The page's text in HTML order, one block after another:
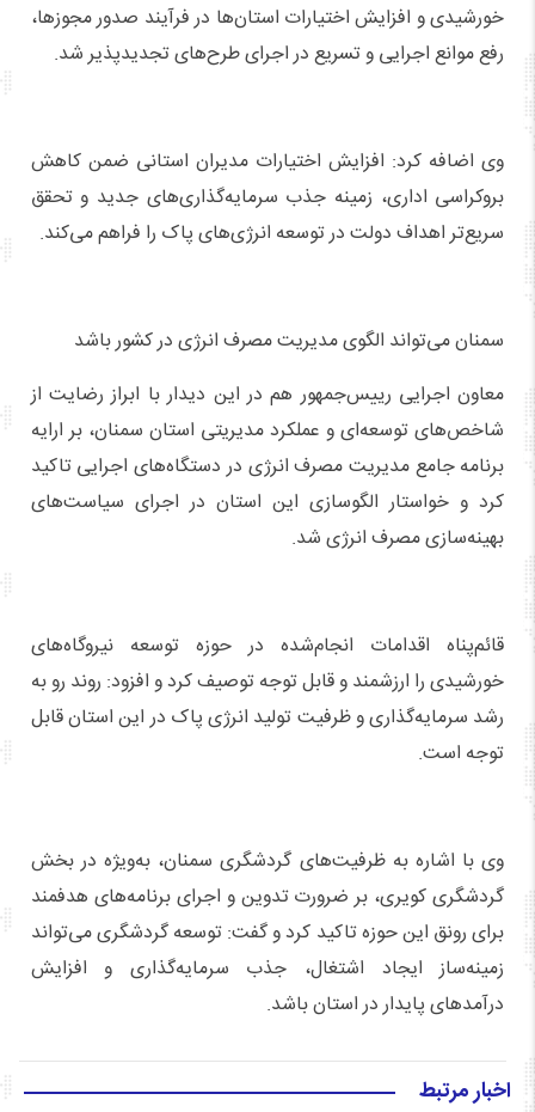
خورشیدی و افزایش اختیارات استان‌ها در فرآیند صدور مجوزها،
رفع موانع اجرایی و تسریع در اجرای طرح‌های تجدیدپذیر شد.
وی اضافه کرد: افزایش اختیارات مدیران استانی ضمن کاهش
بروکراسی اداری، زمینه جذب سرمایه‌گذاری‌های جدید و تحقق
سریع‌تر اهداف دولت در توسعه انرژی‌های پاک را فراهم می‌کند.
سمنان می‌تواند الگوی مدیریت مصرف انرژی در کشور باشد
معاون اجرایی رییس‌جمهور هم در این دیدار با ابراز رضایت از
شاخص‌های توسعه‌ای و عملکرد مدیریتی استان سمنان، بر ارایه
برنامه جامع مدیریت مصرف انرژی در دستگاه‌های اجرایی تاکید
کرد و خواستار الگوسازی این استان در اجرای سیاست‌های
بهینه‌سازی مصرف انرژی شد.
قائم‌پناه اقدامات انجام‌شده در حوزه توسعه نیروگاه‌های
خورشیدی را ارزشمند و قابل توجه توصیف کرد و افزود: روند رو به
رشد سرمایه‌گذاری و ظرفیت تولید انرژی پاک در این استان قابل
توجه است.
وی با اشاره به ظرفیت‌های گردشگری سمنان، به‌ویژه در بخش
گردشگری کویری، بر ضرورت تدوین و اجرای برنامه‌های هدفمند
برای رونق این حوزه تاکید کرد و گفت: توسعه گردشگری می‌تواند
زمینه‌ساز ایجاد اشتغال، جذب سرمایه‌گذاری و افزایش
درآمدهای پایدار در استان باشد.
اخبار مرتبط